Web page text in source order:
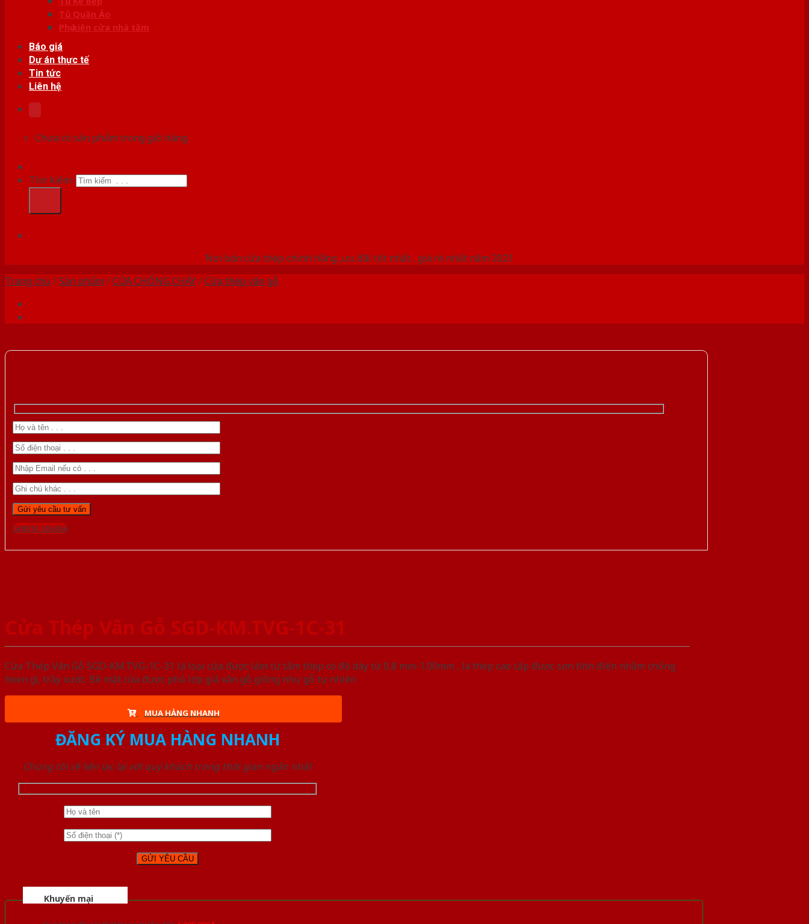
Tủ Quần Áo
Phụ kiện cửa nhà tắm
Báo giá
Dự án thực tế
Tin tức
Liên hệ
Chưa có sản phẩm trong giỏ hàng.
Tìm kiếm:
Nơi bán cửa thép chính hãng ,ưu đãi tốt nhất , giá rẻ nhất năm 2021
Trang chủ /Sản phẩm /CỬA CHỐNG CHÁY/Cửa thép vân gỗ
Gọi 0976.169.864
Cửa Thép Vân Gỗ SGD-KM.TVG-1C-31
Cửa Thép Vân Gỗ SGD-KM.TVG-1C-31 là loại cửa được làm từ tấm thép có độ dày từ 0,8 mm-1.00mm , là thép cao cấp được sơn tĩnh điện nhằm chống
hoen gỉ, trầy xước. Bề mặt cửa được phủ lớp giả vân gỗ giống như gỗ tự nhiên
MUA HÀNG NHANH
ĐĂNG KÝ MUA HÀNG NHANH
Chúng tôi sẽ liên lạc lại với quý khách trong thời gian ngắn nhất
Khuyến mại